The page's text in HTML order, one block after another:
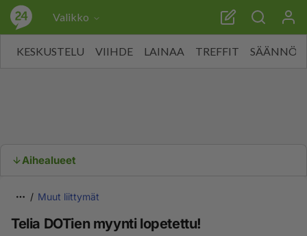
Valikko
KESKUSTELU VIIHDE LAINAA TREFFIT SÄÄNNÖT
Aihealueet
Muut liittymät
Telia DOTien myynti lopetettu!